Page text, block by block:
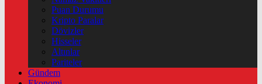
Puan Durumu
Kripto Paralar
Dövizler
Hisseler
Altınlar
Pariteler
Gündem